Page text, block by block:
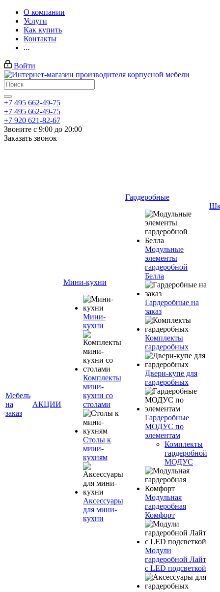
О компании
Услуги
Как купить
Контакты
...
Войти
+7 495 662-49-75
+7 495 662-49-75
+7 920 621-82-67
Звоните с 9:00 до 20:00
Заказать звонок
Мебель
на
заказ
АКЦИИ
Мини-кухни
Мини-
кухни
Комплекты
мини-
кухни со
столами
Столы к
мини-
кухням
Аксессуары
для мини-
кухни
Гардеробные
Модульные
элементы
гардеробной
Белла
Гардеробные на
заказ
Комплекты
гардеробных
Двери-купе для
гардеробных
Гардеробные
МОДУС по
элементам
Комплекты
гардеробной
МОДУС
Модульная
гардеробная
Комфорт
Модули
гардеробной Лайт
с LED подсветкой